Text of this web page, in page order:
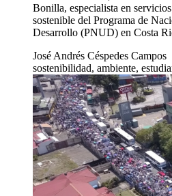
Bonilla, especialista en
sostenible del Programa de
Desarrollo (PNUD) en Costa
José Andrés Céspedes Campos
sostenibilidad, ambiente,